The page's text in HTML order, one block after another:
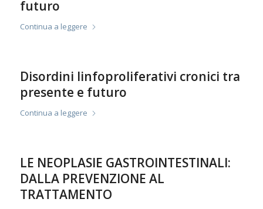
futuro
Continua a leggere
Disordini linfoproliferativi cronici tra
presente e futuro
Continua a leggere
LE NEOPLASIE GASTROINTESTINALI:
DALLA PREVENZIONE AL
TRATTAMENTO